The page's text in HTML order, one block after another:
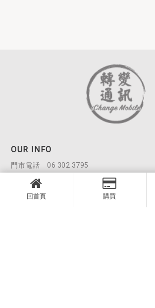
回首頁 購買
OUR INFO
06 302 3795
iChangeMobile1801@gmail.com
台南市永康區東橋五路516號1樓
週一至週五 15 - 22點